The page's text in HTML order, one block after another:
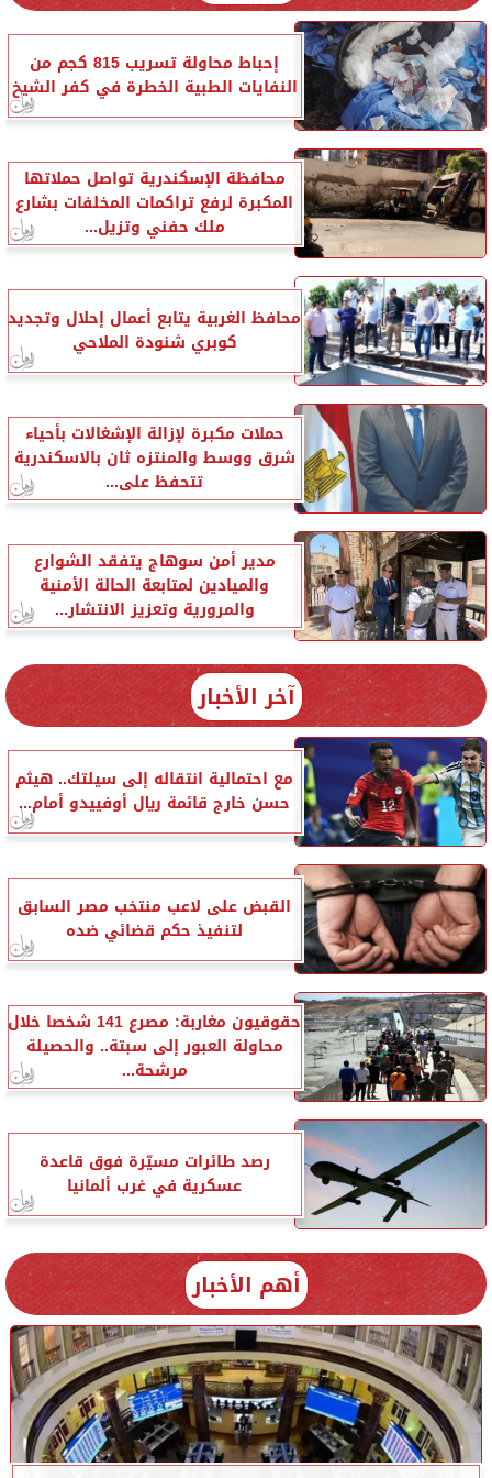
إحباط محاولة تسريب 815 كجم من
النفايات الطبية الخطرة في كفر الشيخ
محافظة الإسكندرية تواصل حملاتها
المكبرة لرفع تراكمات المخلفات بشارع
ملك حفني وتزيل...
محافظ الغربية يتابع أعمال إحلال وتجديد
كوبري شنودة الملاحي
حملات مكبرة لإزالة الإشغالات بأحياء
شرق ووسط والمنتزه ثان بالاسكندرية
تتحفظ على...
مدير أمن سوهاج يتفقد الشوارع
والميادين لمتابعة الحالة الأمنية
والمرورية وتعزيز الانتشار...
آخر الأخبار
مع احتمالية انتقاله إلى سيلتك.. هيثم
حسن خارج قائمة ريال أوفييدو أمام...
القبض على لاعب منتخب مصر السابق
لتنفيذ حكم قضائي ضده
حقوقيون مغاربة: مصرع 141 شخصا خلال
محاولة العبور إلى سبتة.. والحصيلة
مرشحة...
رصد طائرات مسيّرة فوق قاعدة
عسكرية في غرب ألمانيا
أهم الأخبار